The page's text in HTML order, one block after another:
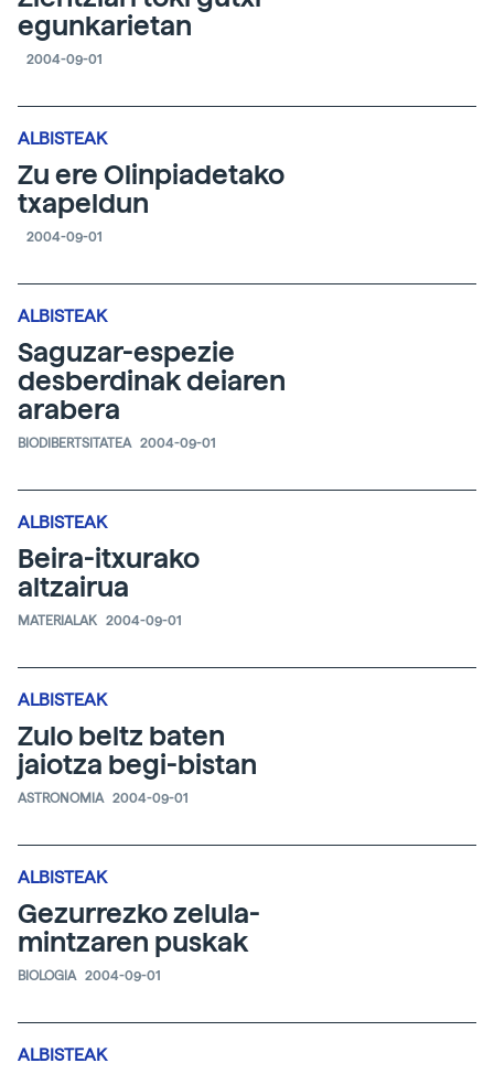
egunkarietan
2004-09-01
ALBISTEAK
Zu ere Olinpiadetako
txapeldun
2004-09-01
ALBISTEAK
Saguzar-espezie
desberdinak deiaren
arabera
BIODIBERTSITATEA 2004-09-01
ALBISTEAK
Beira-itxurako
altzairua
MATERIALAK 2004-09-01
ALBISTEAK
Zulo beltz baten
jaiotza begi-bistan
ASTRONOMIA 2004-09-01
ALBISTEAK
Gezurrezko zelula-
mintzaren puskak
BIOLOGIA 2004-09-01
ALBISTEAK